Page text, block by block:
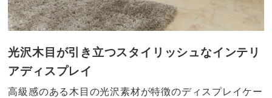
光沢木目が引き立つスタイリッシュなインテリ
アディスプレイ
高級感のある木目の光沢素材が特徴のディスプレイケー